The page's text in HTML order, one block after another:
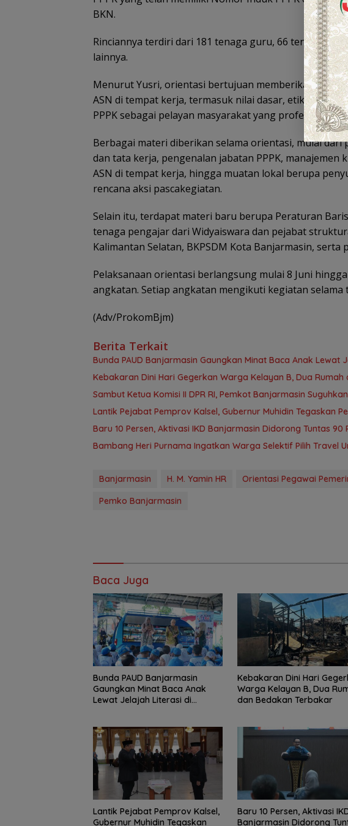
BKN.
Rinciannya terdiri dari 181 tenaga guru, 66 tenaga
lainnya.
Menurut Yusri, orientasi bertujuan memberikan
ASN di tempat kerja, termasuk nilai dasar, etika
PPPK sebagai pelayan masyarakat yang profesional.
Berbagai materi diberikan selama orientasi, mulai
dan tata kerja, pengenalan jabatan PPPK,
ASN di tempat kerja, hingga muatan lokal berupa
rencana aksi pascakegiatan.
Selain itu, terdapat materi baru berupa Peraturan
tenaga pengajar dari Widyaiswara dan pejabat
Kalimantan Selatan, BKPSDM Kota Banjarmasin, serta
Pelaksanaan orientasi berlangsung mulai 8 Juni
angkatan. Setiap angkatan mengikuti kegiatan
(Adv/ProkomBjm)
Berita Terkait
Bunda PAUD Banjarmasin Gaungkan Minat Baca Anak Lewat
Kebakaran Dini Hari Gegerkan Warga Kelayan B, Dua
Sambut Ketua Komisi II DPR RI, Pemkot Banjarmasin
Lantik Pejabat Pemprov Kalsel, Gubernur Muhidin Tegaskan
Baru 10 Persen, Aktivasi IKD Banjarmasin Didorong Tuntas 90
Bambang Heri Purnama Ingatkan Warga Selektif Pilih Travel
Banjarmasin H. M. Yamin HR Orientasi Pegawai
Pemko Banjarmasin
Baca Juga
Bunda PAUD Banjarmasin
Gaungkan Minat Baca Anak
Lewat Jelajah Literasi di
Kebakaran Dini Hari
Warga Kelayan B, Dua
dan Bedakan Terbakar
Lantik Pejabat Pemprov Kalsel,
Gubernur Muhidin Tegaskan
Baru 10 Persen, Aktivasi
Banjarmasin Didorong